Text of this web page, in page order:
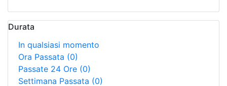
Durata
In qualsiasi momento
Ora Passata (0)
Passate 24 Ore (0)
Settimana Passata (0)